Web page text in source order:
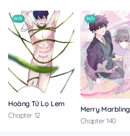
MỚI
Hoàng Tử Lọ Lem
Chapter 12
MỚI
Merry Marbling
Chapter 140